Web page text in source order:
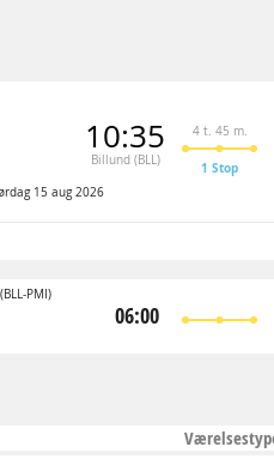
10:35
Billund (BLL)
4 t. 45 m.
1 Stop
15 aug 2026
(BLL-PMI)
06:00